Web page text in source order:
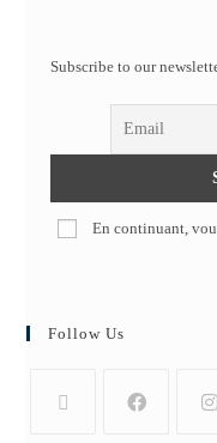
Subscribe to our
En continuant,
Follow Us